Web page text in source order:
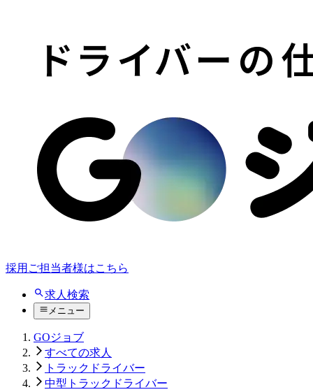
採用ご担当者様はこちら
求人検索
メニュー
GOジョブ
すべての求人
トラックドライバー
中型トラックドライバー